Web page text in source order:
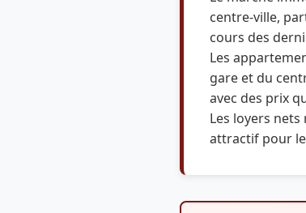
centre-ville,
cours des
Les
gare et du
avec des prix
Les loyers
attractif pour